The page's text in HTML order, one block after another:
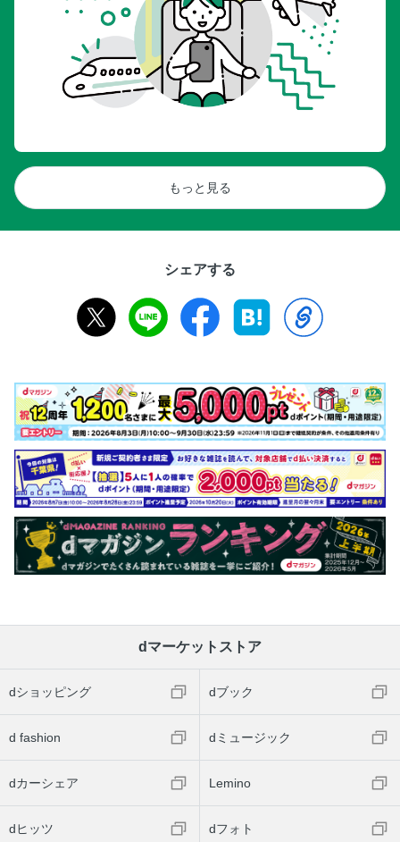
もっと見る
シェアする
dマーケットストア
dショッピング dブック
d fashion dミュージック
dカーシェア Lemino
dヒッツ dフォト